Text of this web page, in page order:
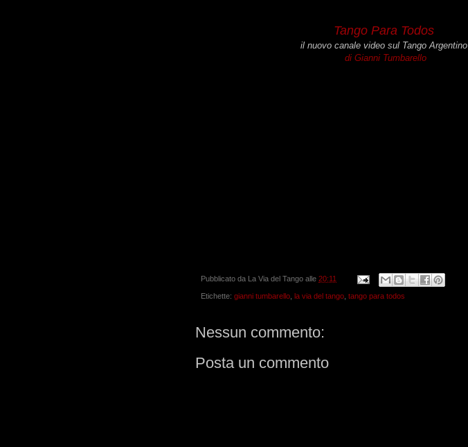
Tango Para Todos
il nuovo canale video sul Tango Argentino
di Gianni Tumbarello
Pubblicato da La Via del Tango alle 20:11
Etichette: gianni tumbarello la via del tango tango para todos
Nessun commento:
Posta un commento